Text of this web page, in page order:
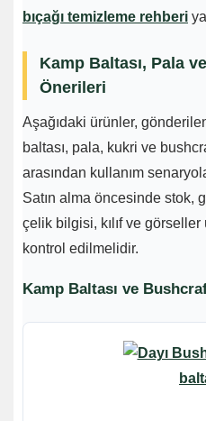
bıçağı temizleme rehberi
Kamp Baltası, Pala
Önerileri
Aşağıdaki ürünler,
baltası, pala, kukri ve
arasından kullanım
Satın alma öncesinde stok,
çelik bilgisi, kılıf ve görseller
kontrol edilmelidir.
Kamp Baltası ve